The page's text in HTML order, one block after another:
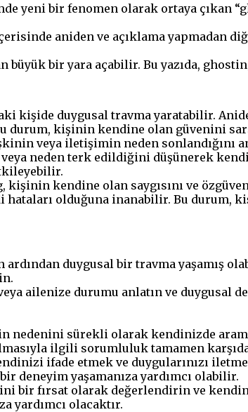
yeni bir fenomen olarak ortaya çıkan
aniden ve açıklama yapmadan
büyük bir yara açabilir. Bu yazıda,
kişide duygusal travma yaratabilir.
durum, kişinin kendine olan güvenini
veya iletişimin neden sonlandığını
neden terk edildiğini düşünerek
kişinin kendine olan saygısını ve
hataları olduğuna inanabilir. Bu
ardından duygusal bir travma yaşamış
ailenize durumu anlatın ve duygusal
nedenini sürekli olarak kendinizde
ilgili sorumluluk tamamen
ifade etmek ve duygularınızı
deneyim yaşamanıza yardımcı olabilir.
bir fırsat olarak değerlendirin ve
yardımcı olacaktır.